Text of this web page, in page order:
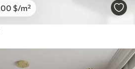
.00 $/m²